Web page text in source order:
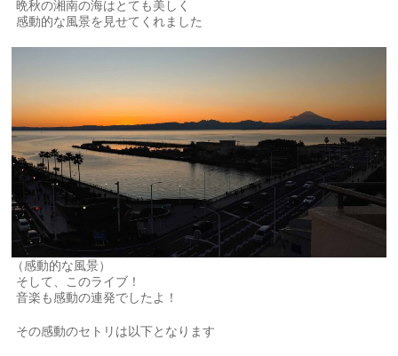
晩秋の湘南の海はとても美しく
感動的な風景を見せてくれました
（感動的な風景）
そして、このライブ！
音楽も感動の連発でしたよ！
その感動のセトリは以下となります